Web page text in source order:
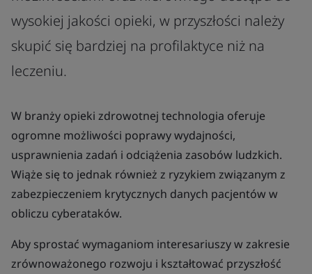
wysokiej jakości opieki, w przyszłości należy
skupić się bardziej na profilaktyce niż na
leczeniu.
W branży opieki zdrowotnej technologia oferuje
ogromne możliwości poprawy wydajności,
usprawnienia zadań i odciążenia zasobów ludzkich.
Wiąże się to jednak również z ryzykiem związanym z
zabezpieczeniem krytycznych danych pacjentów w
obliczu cyberataków.
Aby sprostać wymaganiom interesariuszy w zakresie
zrównoważonego rozwoju i kształtować przyszłość